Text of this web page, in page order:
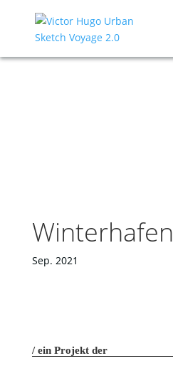
Winterhafen
Sep. 2021
ein Projekt der